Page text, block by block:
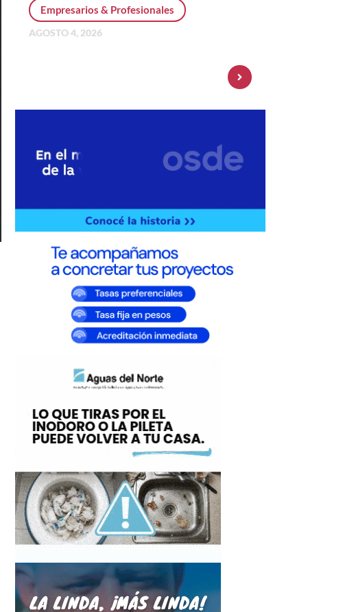
Empresarios & Profesionales
AGOSTO 4, 2026